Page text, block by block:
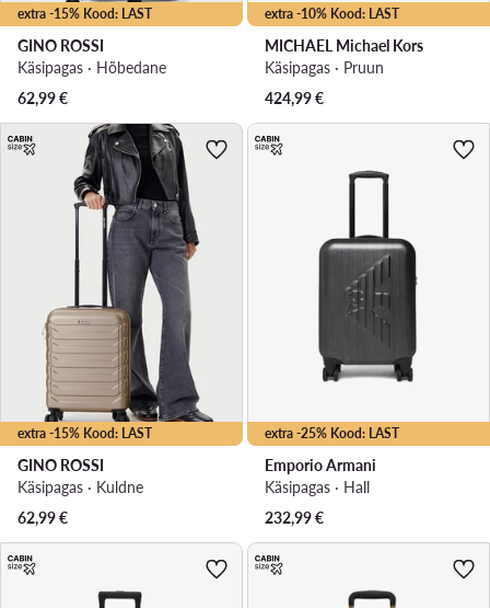
extra -15% Kood: LAST
GINO ROSSI
Käsipagas · Hõbedane
62,99€
extra -10% Kood: LAST
MICHAEL Michael Kors
Käsipagas · Pruun
424,99€
extra -15% Kood: LAST
GINO ROSSI
Käsipagas · Kuldne
62,99€
extra -25% Kood: LAST
Emporio Armani
Käsipagas · Hall
232,99€